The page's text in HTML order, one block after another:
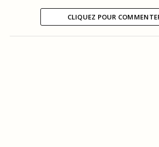
CLIQUEZ POUR